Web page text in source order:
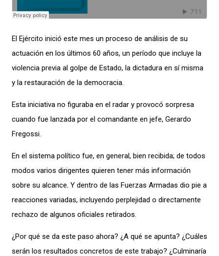
El Ejército inició este mes un proceso de análisis de su
actuación en los últimos 60 años, un período que incluye la
violencia previa al golpe de Estado, la dictadura en sí misma
y la restauración de la democracia.
Esta iniciativa no figuraba en el radar y provocó sorpresa
cuando fue lanzada por el comandante en jefe, Gerardo
Fregossi.
En el sistema político fue, en general, bien recibida; de todos
modos varios dirigentes quieren tener más información
sobre su alcance. Y dentro de las Fuerzas Armadas dio pie a
reacciones variadas, incluyendo perplejidad o directamente
rechazo de algunos oficiales retirados.
¿Por qué se da este paso ahora? ¿A qué se apunta? ¿Cuáles
serán los resultados concretos de este trabajo? ¿Culminaría